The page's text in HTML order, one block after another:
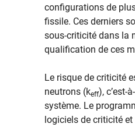
configurations de
fissile. Ces derniers
sous-criticité dans la
qualification de ces
Le risque de criticité
neutrons (keff), c’est-
système. Le
logiciels de criticité et